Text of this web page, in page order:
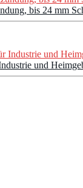
bis 24 mm
und